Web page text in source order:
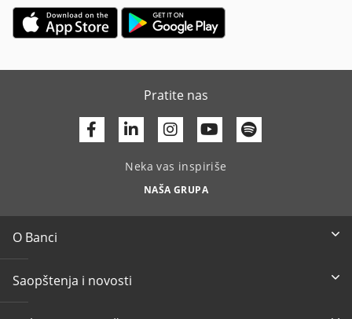
Pratite nas
Facebook
Linkedin Youtube
Neka vas inspiriše
NAŠA GRUPA
O Banci
Saopštenja i novosti